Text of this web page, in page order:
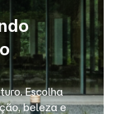
Escolha
beleza e